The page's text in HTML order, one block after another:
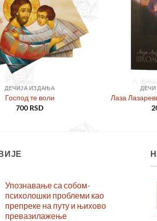
ДЕЧИЈА ИЗДАЊА
Господ те воли
700 RSD
Лаза
Упознавање са собом-
психолошки проблеми као
препреке на путу и њихово
превазилажење